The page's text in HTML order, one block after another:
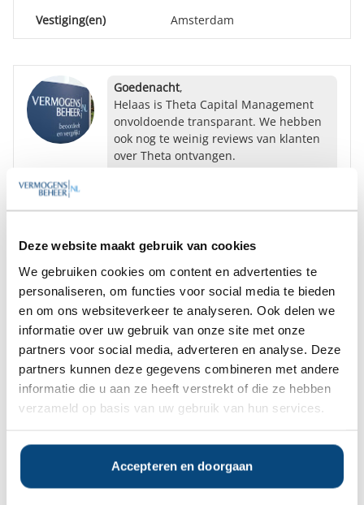
Deze website maakt gebruik van cookies
We gebruiken cookies om content en advertenties te
personaliseren, om functies voor social media te bieden
en om ons websiteverkeer te analyseren. Ook delen we
informatie over uw gebruik van onze site met onze
partners voor social media, adverteren en analyse. Deze
partners kunnen deze gegevens combineren met andere
informatie die u aan ze heeft verstrekt of die ze hebben
verzameld op basis van uw gebruik van hun services.
Accepteren en doorgaan
Vestiging(en) Amsterdam
Goedenacht,
Helaas is Theta Capital Management
onvoldoende transparant. We hebben
ook nog te weinig reviews van klanten
over Theta ontvangen.
BedrijfsRapport en
verstrekken.
Mogelijk kunnen we u toch verder
helpen. Wilt u weten welke informatie
voor u mogelijk interessant is?
Nee
Ja
Op zoek naar de beste
vermogensbeheerder?
Vraag dan gratis en geheel vrijblijvend een